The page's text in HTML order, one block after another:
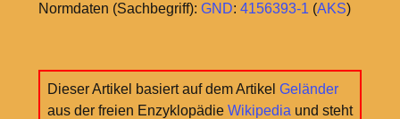
Normdaten (Sachbegriff): GND: 4156393-1 (AKS)
Dieser Artikel basiert auf dem Artikel Geländer
aus der freien Enzyklopädie Wikipedia und steht